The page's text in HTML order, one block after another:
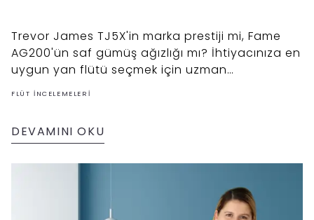
Trevor James TJ5X'in marka prestiji mi, Fame
AG200'ün saf gümüş ağızlığı mı? İhtiyacınıza en
uygun yan flütü seçmek için uzman
karşılaştırmamızı okuyun.
FLÜT İNCELEMELERI
DEVAMINI OKU